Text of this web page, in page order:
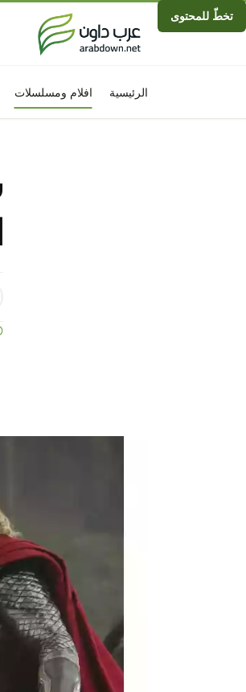
تخطّ للمحتوى
الرئيسية افلام ومسلسلات